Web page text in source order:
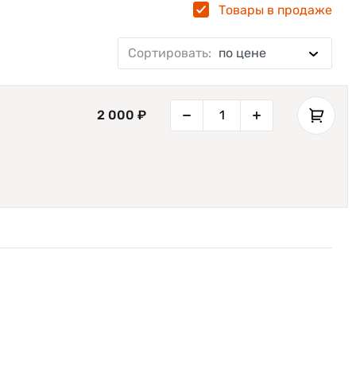
Товары в продаже
Сортировать: по цене
2 000 ₽